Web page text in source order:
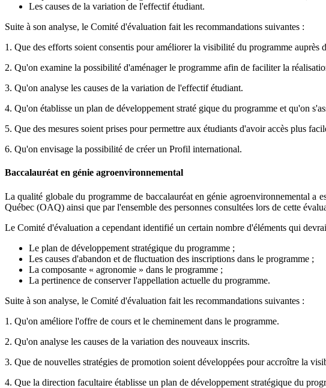
Les causes de la variation de l'effectif étudiant.
Suite à son analyse, le Comité d'évaluation fait les recommandations suivantes :
1. Que des efforts soient consentis pour améliorer la visibilité du programme
2. Qu'on examine la possibilité d'aménager le programme afin de faciliter la
3. Qu'on analyse les causes de la variation de l'effectif étudiant.
4. Qu'on établisse un plan de développement straté gique du programme et qu'on
5. Que des mesures soient prises pour permettre aux étudiants d'avoir accès plus
6. Qu'on envisage la possibilité de créer un Profil international.
Baccalauréat en génie agroenvironnemental
La qualité globale du programme de baccalauréat en génie agroenvironnemental
Québec (OAQ) ainsi que par l'ensemble des personnes consultées lors de cette
Le Comité d'évaluation a cependant identifié un certain nombre d'éléments qui
Le plan de développement stratégique du programme ;
Les causes d'abandon et de fluctuation des inscriptions dans le programme ;
La composante « agronomie » dans le programme ;
La pertinence de conserver l'appellation actuelle du programme.
Suite à son analyse, le Comité d'évaluation fait les recommandations suivantes :
1. Qu'on améliore l'offre de cours et le cheminement dans le programme.
2. Qu'on analyse les causes de la variation des nouveaux inscrits.
3. Que de nouvelles stratégies de promotion soient développées pour accroître la
4. Que la direction facultaire établisse un plan de développement stratégique du